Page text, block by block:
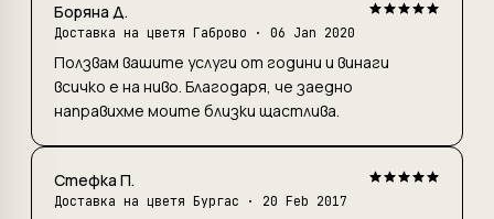
Боряна Д.
Доставка на цветя Габрово · 06 Jan 2020
Ползвам вашите услуги от години и винаги
всичко е на ниво. Благодаря, че заедно
направихме моите близки щастлива.
Стефка П.
Доставка на цветя Бургас · 20 Feb 2017